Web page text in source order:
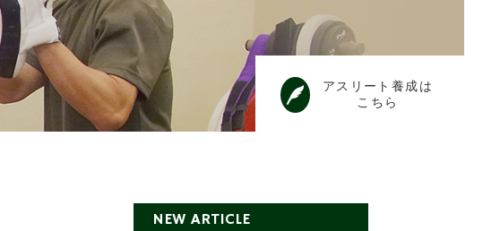
アスリート養成は
こちら
NEW ARTICLE